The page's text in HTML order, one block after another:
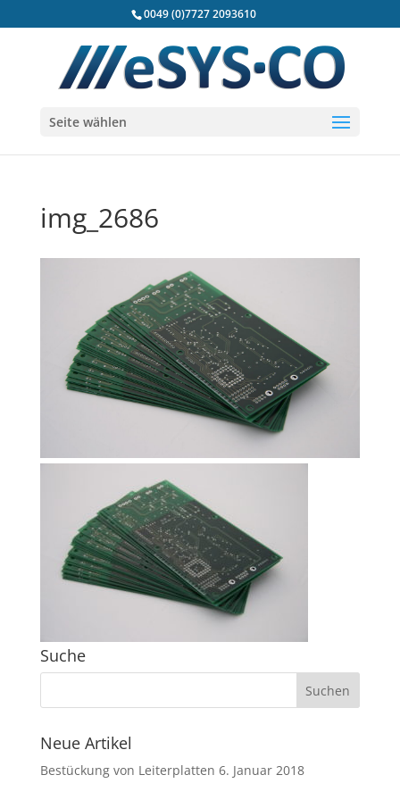
0049 (0)7727 2093610
Seite wählen
img_2686
Suche
Neue Artikel
Bestückung von Leiterplatten 6. Januar 2018
Cookies erleichtern die Bereitstellung unserer Dienste.
einverstanden, dass wir Cookies verwenden. Weitere
Informationen
OK